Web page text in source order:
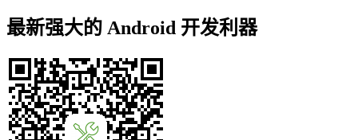
最新强大的 Android 开发利器